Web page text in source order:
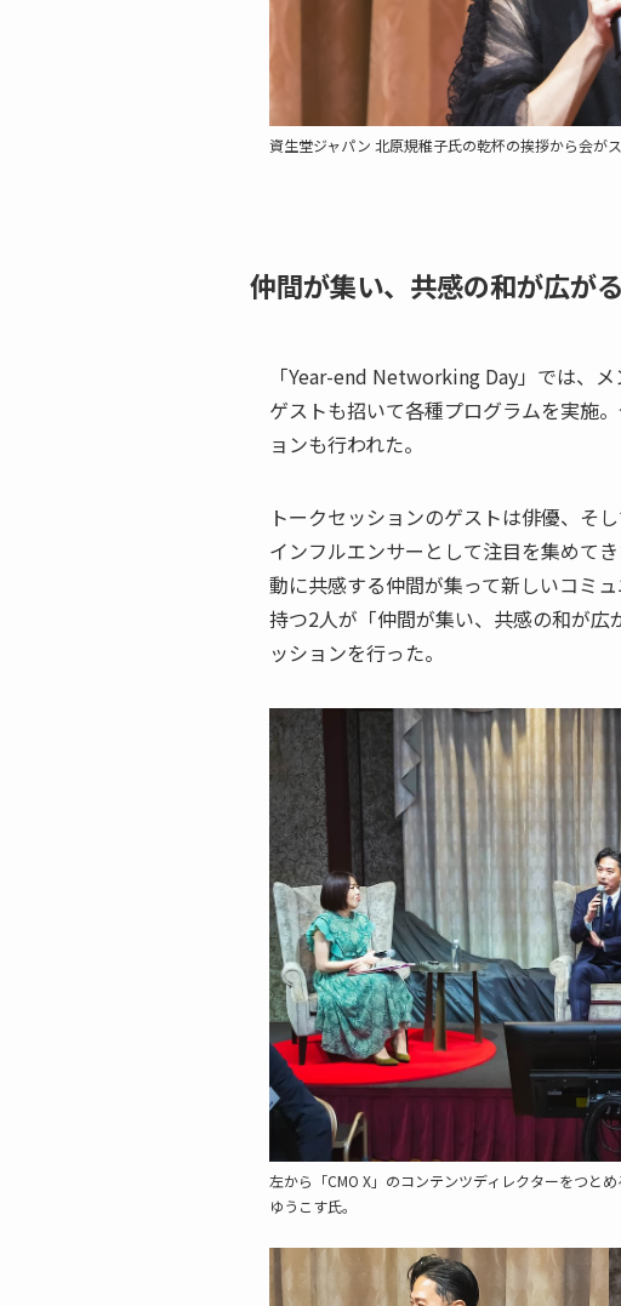
資生堂ジャパン 北原規稚子氏の乾杯の挨拶から会がス
仲間が集い、共感の和が広がる
「Year-end Networking Day」では、
ゲストも招いて各種プログラムを実施
ョンも行われた。
トークセッションのゲストは俳優、そ
インフルエンサーとして注目を集めて
動に共感する仲間が集って新しいコミ
持つ2人が「仲間が集い、共感の和が
ッションを行った。
左から「CMO X」のコンテンツディレクターをつと
ゆうこす氏。